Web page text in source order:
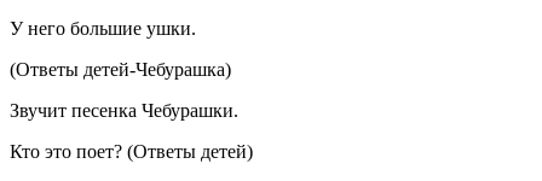
У него большие ушки.
(Ответы детей-Чебурашка)
Звучит песенка Чебурашки.
Кто это поет? (Ответы детей)